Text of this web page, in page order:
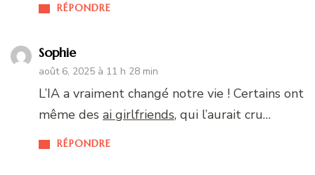
RÉPONDRE
Sophie
août 6, 2025 à 11 h 28 min
RÉPONDRE
L’IA a vraiment changé notre vie ! Certains ont
même des ai girlfriends, qui l’aurait cru…